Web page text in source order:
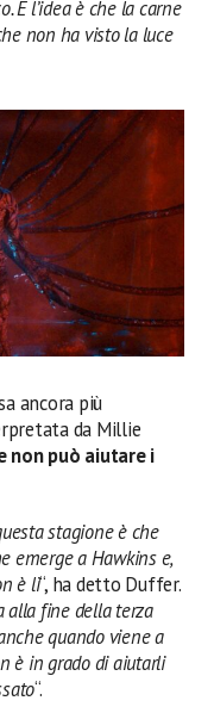
E l’idea è che la carne
non ha visto la luce
ancora più
da Millie
non può aiutare i
stagione è che
emerge a Hawkins e,
è lì“, ha detto Duffer.
alla fine della terza
quando viene a
è in grado di aiutarli
“.